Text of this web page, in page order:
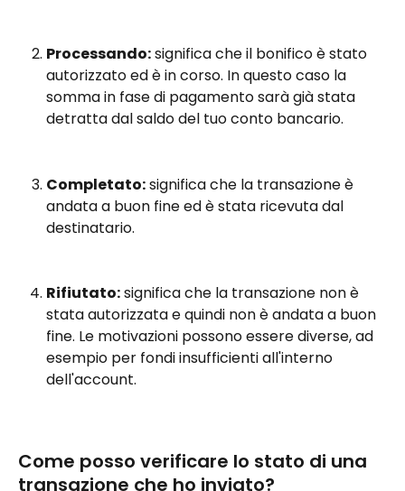
Processando: significa che il bonifico è stato
autorizzato ed è in corso. In questo caso la
somma in fase di pagamento sarà già stata
detratta dal saldo del tuo conto bancario.
Completato: significa che la transazione è
andata a buon fine ed è stata ricevuta dal
destinatario.
Rifiutato: significa che la transazione non è
stata autorizzata e quindi non è andata a buon
fine. Le motivazioni possono essere diverse, ad
esempio per fondi insufficienti all'interno
dell'account.
Come posso verificare lo stato di una
transazione che ho inviato?